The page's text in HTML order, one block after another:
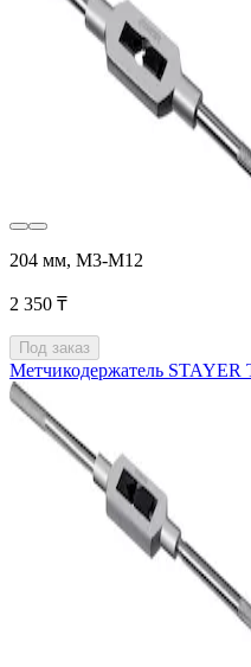
204 мм, М3-М12
2 350 ₸
Под заказ
Метчикодержатель STAYER